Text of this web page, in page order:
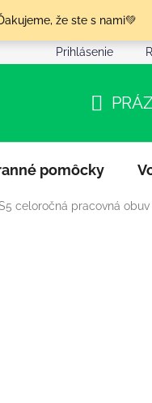
že ste s nami💚
Podmienky ochrany
Prihlásenie
KOŠÍK
pomôcky
celoročná pracovná obuv